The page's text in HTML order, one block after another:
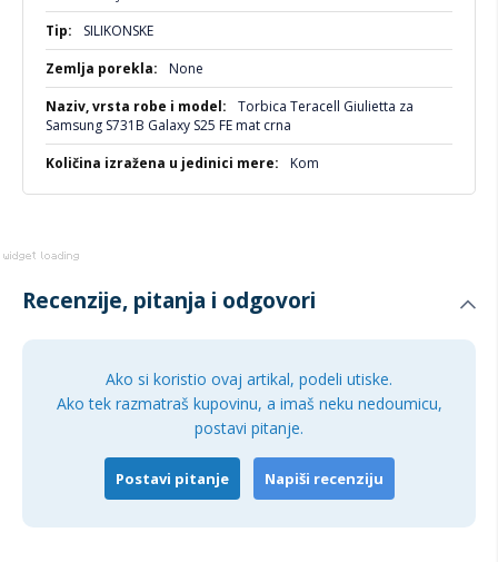
Idealna za:
Svakodnevnu zaštitu uz stil
One koji vole minimalistički dizajn
Poslovne i casual situacije
Više
informacija
SILIKONSKE
None
Torbica Teracell Giulietta za
Samsung S731B Galaxy S25 FE mat crna
Kom
Recenzije, pitanja i odgovori
Ako si koristio ovaj artikal, podeli utiske.
Ako tek razmatraš kupovinu, a imaš neku nedoumicu,
postavi pitanje.
Postavi pitanje Napiši recenziju